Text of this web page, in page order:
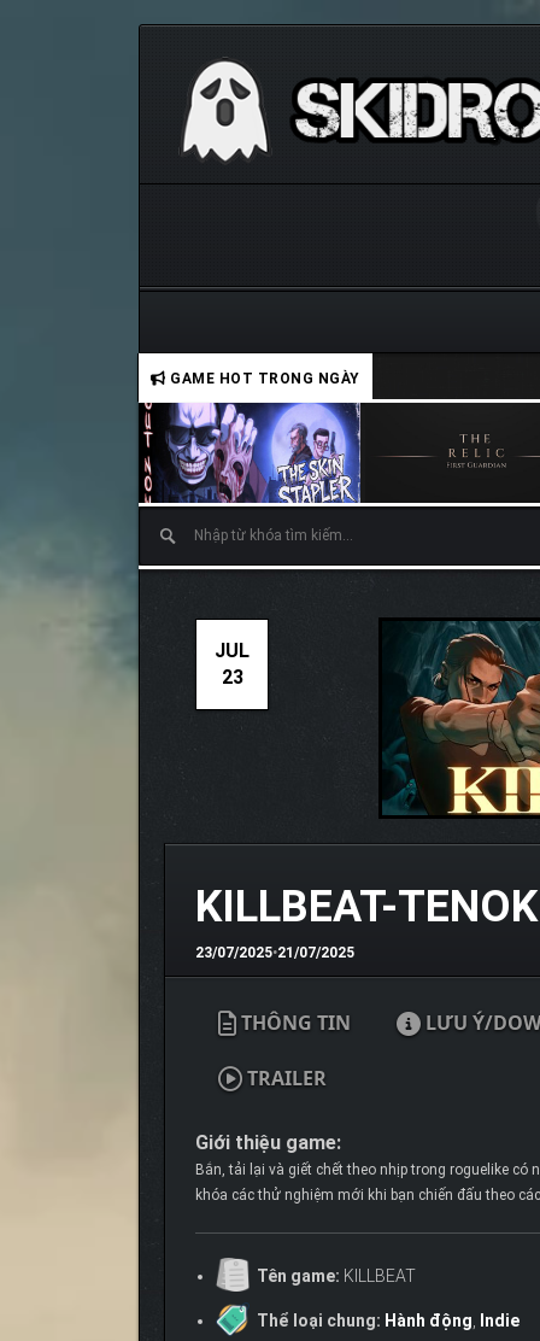
GAME HOT TRONG NGÀY
JUL
23
KILLBEAT-
23/07/2025•21/07/2025
THÔNG TIN LƯU Ý/
TRAILER
Giới thiệu game:
Bắn, tải lại và giết chết theo nhịp trong roguelike
khóa các thử nghiệm mới khi bạn chiến đấu theo
Tên game: KILLBEAT
Thể loại chung: Hành động, Indie